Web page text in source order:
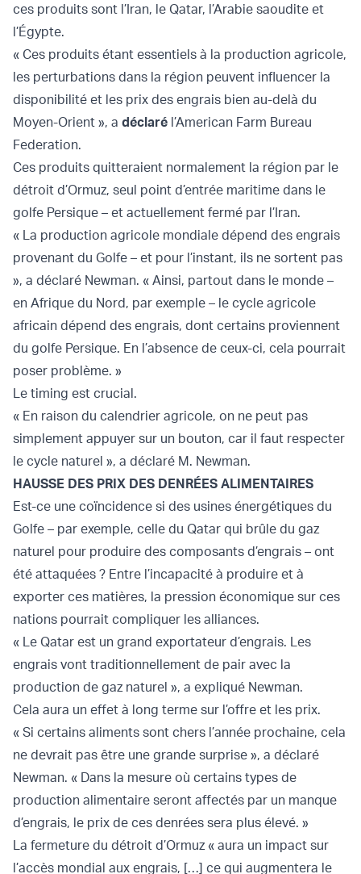
ces produits sont l’Iran, le Qatar, l’Arabie saoudite et
l’Égypte.
« Ces produits étant essentiels à la production agricole,
les perturbations dans la région peuvent influencer la
disponibilité et les prix des engrais bien au-delà du
Moyen-Orient », a déclaré l’American Farm Bureau
Federation.
Ces produits quitteraient normalement la région par le
détroit d’Ormuz, seul point d’entrée maritime dans le
golfe Persique – et actuellement fermé par l’Iran.
« La production agricole mondiale dépend des engrais
provenant du Golfe – et pour l’instant, ils ne sortent pas
», a déclaré Newman. « Ainsi, partout dans le monde –
en Afrique du Nord, par exemple – le cycle agricole
africain dépend des engrais, dont certains proviennent
du golfe Persique. En l’absence de ceux-ci, cela pourrait
poser problème. »
Le timing est crucial.
« En raison du calendrier agricole, on ne peut pas
simplement appuyer sur un bouton, car il faut respecter
le cycle naturel », a déclaré M. Newman.
HAUSSE DES PRIX DES DENRÉES ALIMENTAIRES
Est-ce une coïncidence si des usines énergétiques du
Golfe – par exemple, celle du Qatar qui brûle du gaz
naturel pour produire des composants d’engrais – ont
été attaquées ? Entre l’incapacité à produire et à
exporter ces matières, la pression économique sur ces
nations pourrait compliquer les alliances.
« Le Qatar est un grand exportateur d’engrais. Les
engrais vont traditionnellement de pair avec la
production de gaz naturel », a expliqué Newman.
Cela aura un effet à long terme sur l’offre et les prix.
« Si certains aliments sont chers l’année prochaine, cela
ne devrait pas être une grande surprise », a déclaré
Newman. « Dans la mesure où certains types de
production alimentaire seront affectés par un manque
d’engrais, le prix de ces denrées sera plus élevé. »
La fermeture du détroit d’Ormuz « aura un impact sur
l’accès mondial aux engrais, […] ce qui augmentera le